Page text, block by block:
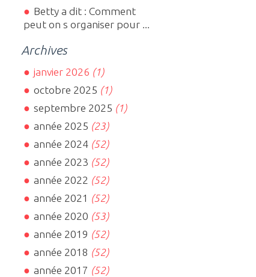
Betty a dit : Comment
peut on s organiser pour ...
Archives
janvier 2026 (1)
octobre 2025 (1)
septembre 2025 (1)
année 2025 (23)
année 2024(52)
année 2023 (52)
année 2022 (52)
année 2021 (52)
année 2020 (53)
année 2019 (52)
année 2018 (52)
année 2017 (52)